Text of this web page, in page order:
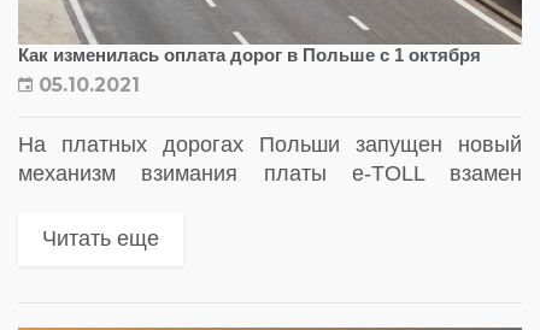
Как изменилась оплата дорог в Польше с 1 октября
05.10.2021
На платных дорогах Польши запущен новый
механизм взимания платы e-TOLL взамен
30 сентября прекратила свою работу
Читать еще